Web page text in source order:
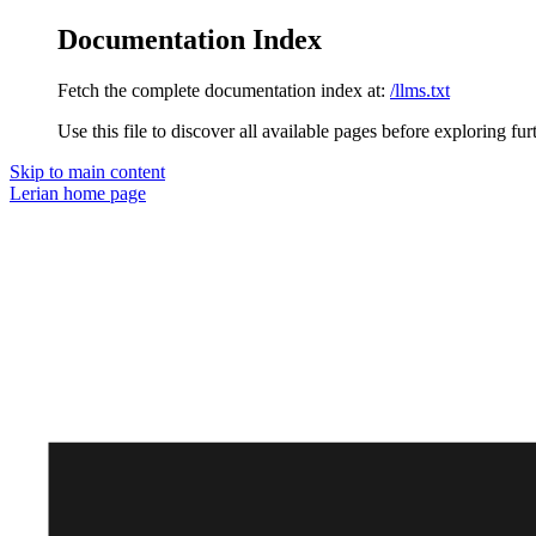
Documentation Index
Fetch the complete documentation index at: /llms.txt
Use this file to discover all available pages before exploring
Skip to main content
Lerian home page